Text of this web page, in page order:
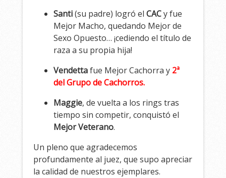
Santi(su padre) logró elCACy fue
Mejor Macho, quedando Mejor de
Sexo Opuesto… ¡cediendo el título de
raza a su propia hija!
Vendettafue Mejor Cachorra y 2ª
del Grupo de Cachorros.
Maggie, de vuelta a los rings tras
tiempo sin competir, conquistó el
Mejor Veterano.
Un pleno que agradecemos
profundamente al juez, que supo apreciar
la calidad de nuestros ejemplares.